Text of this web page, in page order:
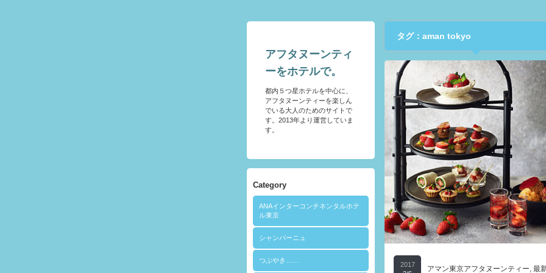
アフタヌーンティ
ーをホテルで。
都内５つ星ホテルを中心に、
アフタヌーンティーを楽しん
でいる大人のためのサイトで
す。2013年より運営していま
す。
Category
ANAインターコンチネンタルホテ
ル東京
シャンパーニュ
つぶやき……
タグ：aman tokyo
2017
アマン東京アフタヌーンティー, 最